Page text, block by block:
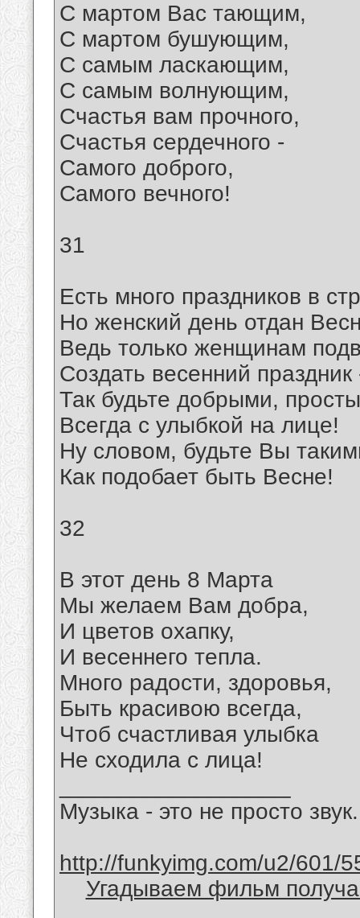
С мартом Вас тающим,
С мартом бушующим,
С самым ласкающим,
С самым волнующим,
Счастья вам прочного,
Счастья сердечного -
Самого доброго,
Самого вечного!
31
Есть много праздников в
Но женский день отдан
Ведь только женщинам
Создать весенний праздник
Так будьте добрыми,
Всегда с улыбкой на лице!
Ну словом, будьте Вы
Как подобает быть Весне!
32
В этот день 8 Марта
Мы желаем Вам добра,
И цветов охапку,
И весеннего тепла.
Много радости, здоровья,
Быть красивою всегда,
Чтоб счастливая улыбка
Не сходила с лица!
Музыка - это не просто
http://funkyimg.com/u2/601/
Угадываем фильм